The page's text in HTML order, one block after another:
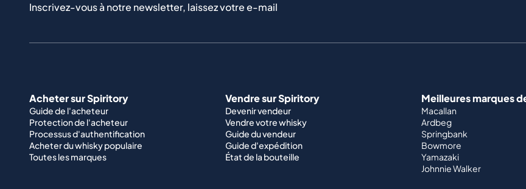
Inscrivez-vous à notre newsletter, laissez votre e-mail
Acheter sur Spiritory
Guide de l'acheteur
Protection de l'acheteur
Processus d'authentification
Acheter du whisky populaire
Toutes les marques
Vendre sur Spiritory
Devenir vendeur
Vendre votre whisky
Guide du vendeur
Guide d'expédition
État de la bouteille
Meilleures marques
Macallan
Ardbeg
Springbank
Bowmore
Yamazaki
Johnnie Walker